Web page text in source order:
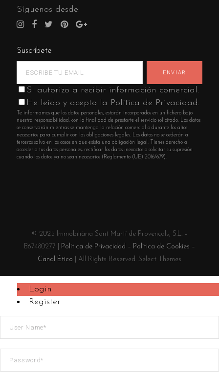
Síguenos desde:
Suscríbete
SI autorizo a recibir información comercial.
He leído y acepto la Política de Privacidad.
Te informamos que los datos personales, estarán incorporados en un fichero bajo
nuestra responsabilidad, con la finalidad de prestarte el servicio solicitado. Los datos
se conservarán mientras se mantenga la relación comercial o durante los años
necesarios para cumplir con las obligaciones legales. Los datos no se cederán a
terceros salvo en los casos en que exista una obligación legal. Tienes derecho a
acceder a tus datos personales, rectificar los datos inexactos o solicitar su supresión
cuando los datos ya no sean necesarios (Reglamento (UE) 2016/679).
© 2025 Immobiliària Sant Martí de Provençals, S.L. –
B67480277 | Política de Privacidad – Política de Cookies –
Canal Ético | All Rights Reserved. Select Themes
Login
Register